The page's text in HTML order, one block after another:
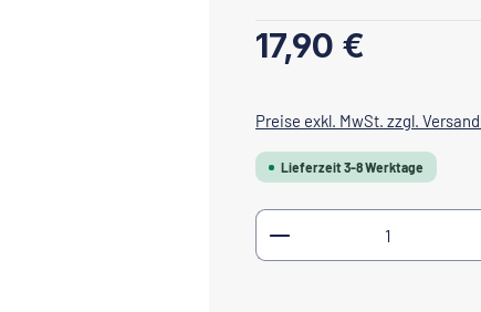
Regulärer Preis:
17,90 €
Preise exkl. MwSt. zzgl.
Lieferzeit 3-8 Werktage
Produkt Anzahl: